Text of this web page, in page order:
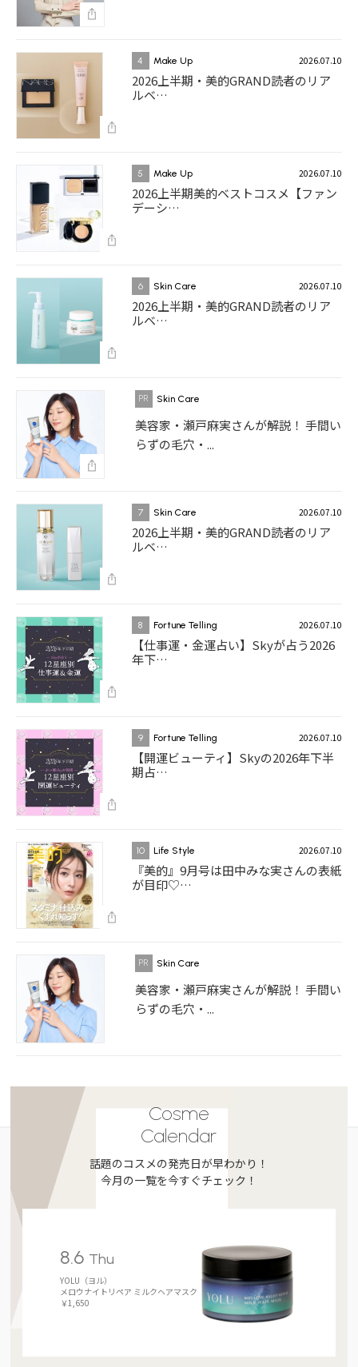
4 Make Up 2026.07.10
2026上半期・美的GRAND読者のリア
ルベ…
5 Make Up 2026.07.10
2026上半期美的ベストコスメ【ファン
デーシ…
6 Skin Care 2026.07.10
2026上半期・美的GRAND読者のリア
ルベ…
Skin Care
美容家・瀬戸麻実さんが解説！ 手間い
らずの毛穴・...
7 Skin Care 2026.07.10
2026上半期・美的GRAND読者のリア
ルベ…
8 Fortune Telling 2026.07.10
【仕事運・金運占い】Skyが占う2026
年下…
9 Fortune Telling 2026.07.10
【開運ビューティ】Skyの2026年下半
期占…
10 Life Style 2026.07.10
『美的』9月号は田中みな実さんの表紙
が目印♡…
Skin Care
美容家・瀬戸麻実さんが解説！ 手間い
らずの毛穴・...
Cosme
Calendar
話題のコスメの発売日が早わかり！
今月の一覧を今すぐチェック！
8.6 Thu
YOLU（ヨル）
メロウナイトリペア ミルクヘアマスク
￥1,650